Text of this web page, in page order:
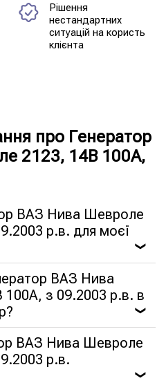
Рішення
нестандартних
ситуацій на користь
клієнта
про Генератор
2123, 14В 100А,
ВАЗ Нива Шевроле
р.в. для моєї
❯
ВАЗ Нива
з 09.2003 р.в. в
❯
ВАЗ Нива Шевроле
р.в.
❯